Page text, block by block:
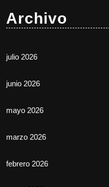
Archivo
julio 2026
junio 2026
mayo 2026
marzo 2026
febrero 2026